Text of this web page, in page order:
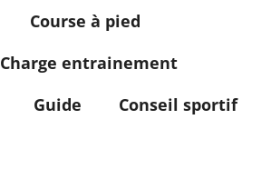
Course à pied
Charge entrainement
Guide Conseil sportif